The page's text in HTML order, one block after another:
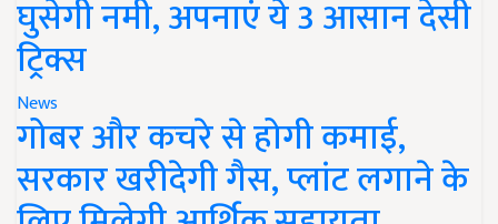
घुसेगी नमी, अपनाएं ये 3 आसान देसी
ट्रिक्स
News
गोबर और कचरे से होगी कमाई,
सरकार खरीदेगी गैस, प्लांट लगाने के